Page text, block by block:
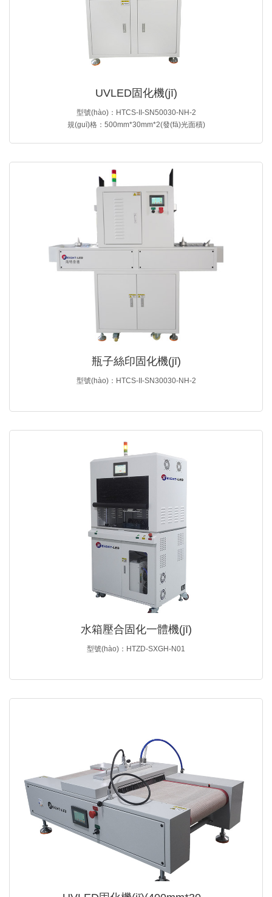
UVLED固化機(jī)
型號(hào)：HTCS-II-SN50030-NH-2
規(guī)格：500mm*30mm*2(發(fā)光面積)
瓶子絲印固化機(jī)
型號(hào)：HTCS-II-SN30030-NH-2
水箱壓合固化一體機(jī)
型號(hào)：HTZD-SXGH-N01